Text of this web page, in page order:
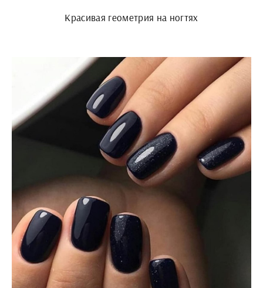
Красивая геометрия на ногтях